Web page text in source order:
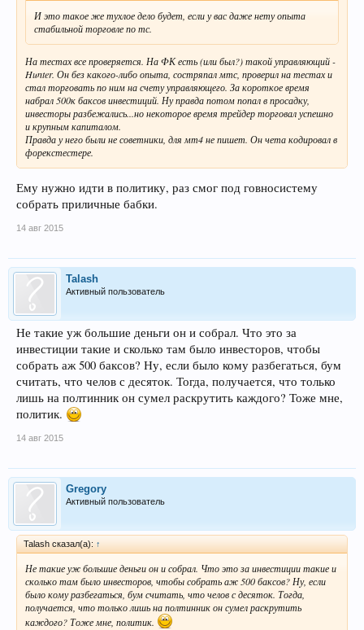
И это такое же тухлое дело будет, если у вас даже нету опыта
стабильной торговле по тс.
На тестах все проверяется. На ФК есть (или был?) такой управляющий -
Hunter. Он без какого-либо опыта, состряпал мтс, проверил на тестах и
стал торговать по ним на счету управляющего. За короткое время
набрал 500к баксов инвестиций. Ну правда потом попал в просадку,
инвесторы разбежались...но некоторое время трейдер торговал успешно
и крупным капиталом.
Правда у него были не советники, для мт4 не пишет. Он чета кодировал в
форекстестере.
Ему нужно идти в политику, раз смог под говносистему
собрать приличные бабки.
14 авг 2015
Talash
Активный пользователь
Не такие уж большие деньги он и собрал. Что это за
инвестиции такие и сколько там было инвесторов, чтобы
собрать аж 500 баксов? Ну, если было кому разбегаться, бум
считать, что челов с десяток. Тогда, получается, что только
лишь на полтинник он сумел раскрутить каждого? Тоже мне,
политик.
14 авг 2015
Gregory
Активный пользователь
Talash сказал(а): ↑
Не такие уж большие деньги он и собрал. Что это за инвестиции такие и
сколько там было инвесторов, чтобы собрать аж 500 баксов? Ну, если
было кому разбегаться, бум считать, что челов с десяток. Тогда,
получается, что только лишь на полтинник он сумел раскрутить
каждого? Тоже мне, политик.